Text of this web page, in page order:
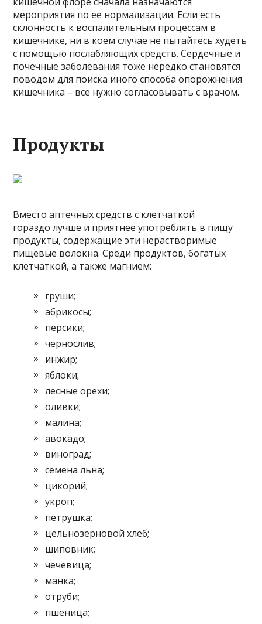
мероприятия по ее нормализации. Если есть
склонность к воспалительным процессам в
кишечнике, ни в коем случае не пытайтесь худеть
с помощью послабляющих средств. Сердечные и
почечные заболевания тоже нередко становятся
поводом для поиска иного способа опорожнения
кишечника – все нужно согласовывать с врачом.
Продукты
Вместо аптечных средств с клетчаткой
гораздо лучше и приятнее употреблять в пищу
продукты, содержащие эти нерастворимые
пищевые волокна. Среди продуктов, богатых
клетчаткой, а также магнием:
груши;
абрикосы;
персики;
чернослив;
инжир;
яблоки;
лесные орехи;
оливки;
малина;
авокадо;
виноград;
семена льна;
цикорий;
укроп;
петрушка;
цельнозерновой хлеб;
шиповник;
чечевица;
манка;
отруби;
пшеница;